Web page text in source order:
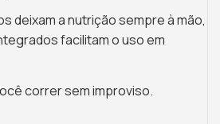
deixam a nutrição sempre à mão,
facilitam o uso em
correr sem improviso.